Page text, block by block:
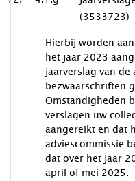
(3533723)
Hierbij worden
het jaar 2023
jaarverslag van de
bezwaarschriften
Omstandigheden
verslagen uw
aangereikt en dat
adviescommissie
dat over het jaar
april of mei 2025.